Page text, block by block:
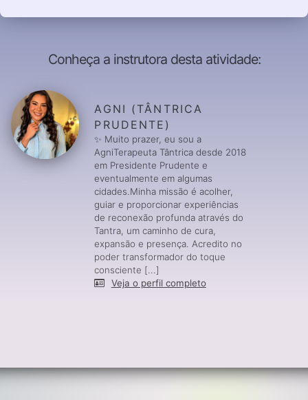
Conheça a instrutora desta atividade:
AGNI (TÂNTRICA
PRUDENTE)
✨ Muito prazer, eu sou a
AgniTerapeuta Tântrica desde 2018
em Presidente Prudente e
eventualmente em algumas
cidades.Minha missão é acolher,
guiar e proporcionar experiências
de reconexão profunda através do
Tantra, um caminho de cura,
expansão e presença. Acredito no
poder transformador do toque
consciente [...]
Veja o perfil completo